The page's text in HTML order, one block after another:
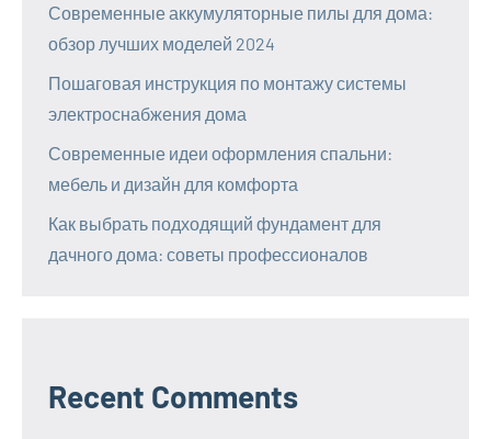
Современные аккумуляторные пилы для дома:
обзор лучших моделей 2024
Пошаговая инструкция по монтажу системы
электроснабжения дома
Современные идеи оформления спальни:
мебель и дизайн для комфорта
Как выбрать подходящий фундамент для
дачного дома: советы профессионалов
Recent Comments